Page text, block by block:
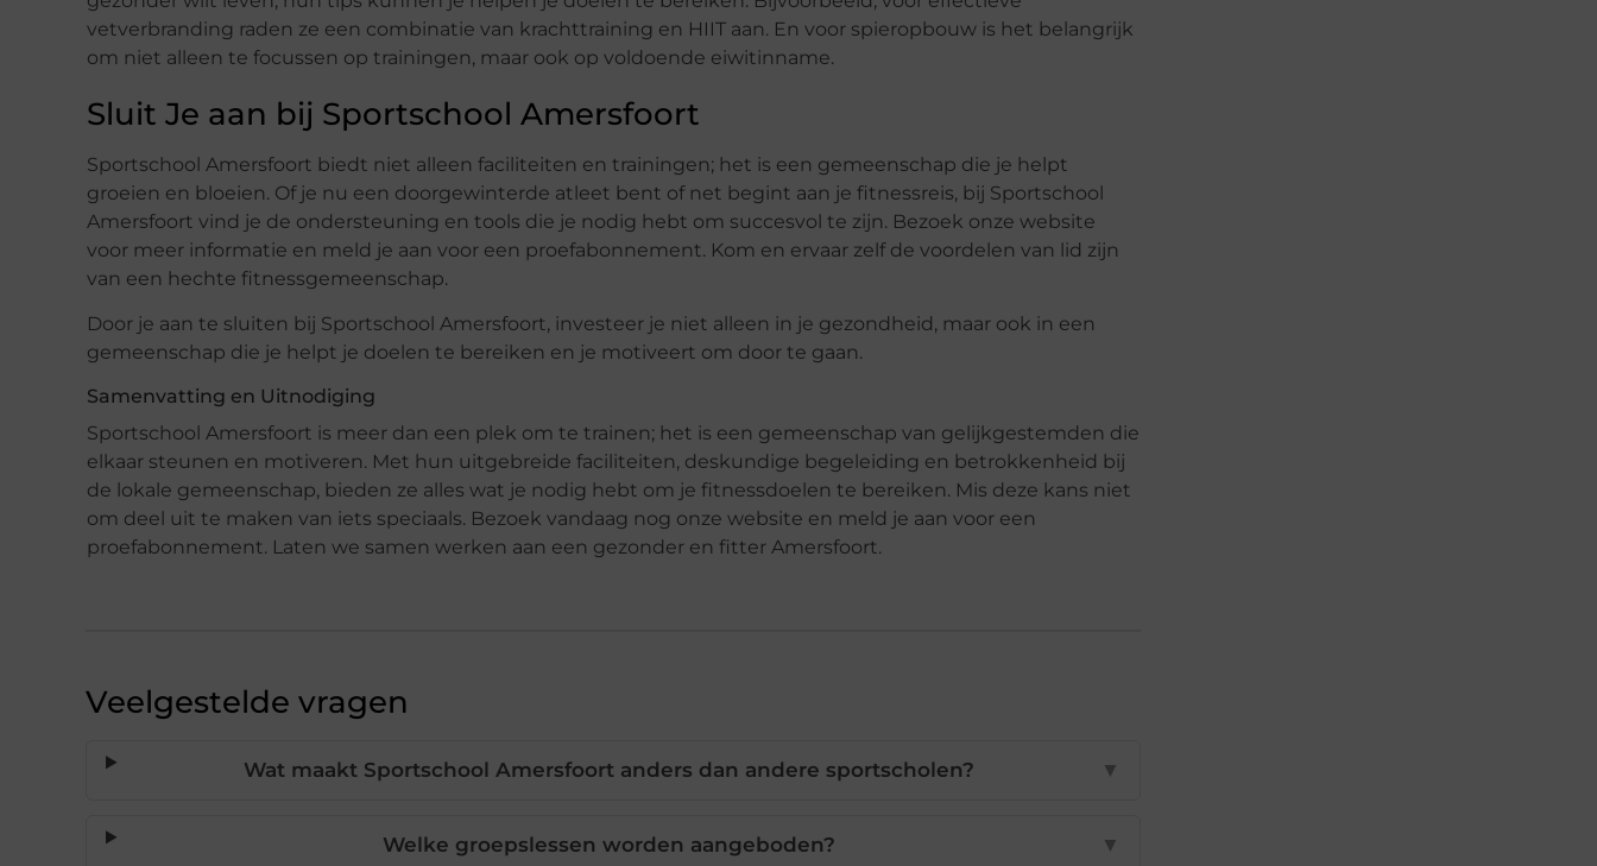
vetverbranding raden ze een combinatie van krachttraining en HIIT aan. En voor spieropbouw is het belangrijk
om niet alleen te focussen op trainingen, maar ook op voldoende eiwitinname.
Sluit Je aan bij Sportschool Amersfoort
Sportschool Amersfoort biedt niet alleen faciliteiten en trainingen; het is een gemeenschap die je helpt
groeien en bloeien. Of je nu een doorgewinterde atleet bent of net begint aan je fitnessreis, bij Sportschool
Amersfoort vind je de ondersteuning en tools die je nodig hebt om succesvol te zijn. Bezoek onze website
voor meer informatie en meld je aan voor een proefabonnement. Kom en ervaar zelf de voordelen van lid zijn
van een hechte fitnessgemeenschap.
Door je aan te sluiten bij Sportschool Amersfoort, investeer je niet alleen in je gezondheid, maar ook in een
gemeenschap die je helpt je doelen te bereiken en je motiveert om door te gaan.
Samenvatting en Uitnodiging
Sportschool Amersfoort is meer dan een plek om te trainen; het is een gemeenschap van gelijkgestemden die
elkaar steunen en motiveren. Met hun uitgebreide faciliteiten, deskundige begeleiding en betrokkenheid bij
de lokale gemeenschap, bieden ze alles wat je nodig hebt om je fitnessdoelen te bereiken. Mis deze kans niet
om deel uit te maken van iets speciaals. Bezoek vandaag nog onze website en meld je aan voor een
proefabonnement. Laten we samen werken aan een gezonder en fitter Amersfoort.
Veelgestelde vragen
Wat maakt Sportschool Amersfoort anders dan andere sportscholen? ▼
Welke groepslessen worden aangeboden? ▼